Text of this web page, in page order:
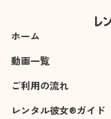
ホーム
動画一覧
ご利用の流れ
レンタル彼女®ガイド